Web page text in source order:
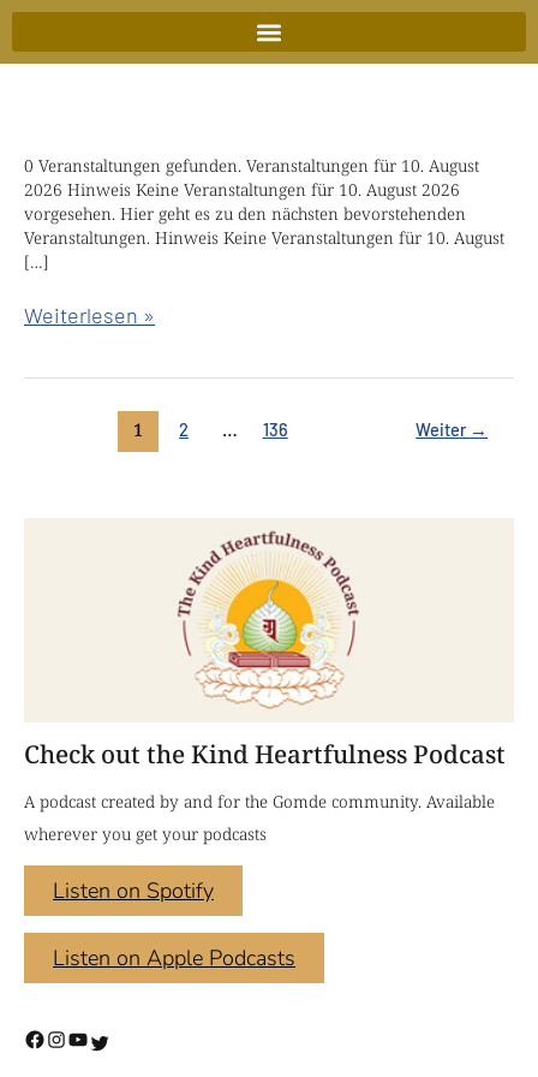
Zum
Inhalt
0 Veranstaltungen gefunden. Veranstaltungen für 10. August
2026 Hinweis Keine Veranstaltungen für 10. August 2026
vorgesehen. Hier geht es zu den nächsten bevorstehenden
Veranstaltungen. Hinweis Keine Veranstaltungen für 10. August
[…]
Liebevolle
Weisheit
Retreat
mit
Nyima
Weiterlesen »
1 2 … 136 Weiter →
Check out the Kind Heartfulness Podcast
A podcast created by and for the Gomde community. Available
wherever you get your podcasts
Listen on Spotify
Listen on Apple Podcasts